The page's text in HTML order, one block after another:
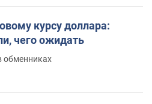
курсу доллара:
чего ожидать
обменниках